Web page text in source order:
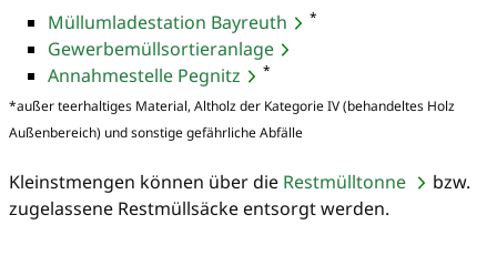
Müllumladestation Bayreuth
*
Gewerbemüllsortieranlage
Annahmestelle Pegnitz
*
*außer teerhaltiges Material, Altholz der Kategorie IV (behandeltes Holz
Außenbereich) und sonstige gefährliche Abfälle
Kleinstmengen können über die Restmülltonne
bzw.
zugelassene Restmüllsäcke entsorgt werden.